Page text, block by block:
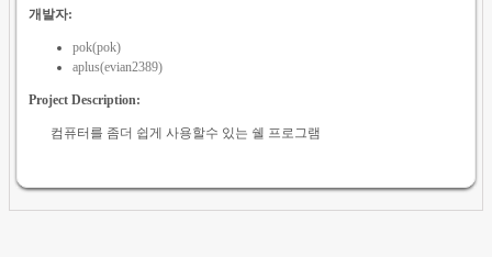
개발자:
pok(pok)
aplus(evian2389)
Project Description:
컴퓨터를 좀더 쉽게 사용할수 있는 쉘 프로그램